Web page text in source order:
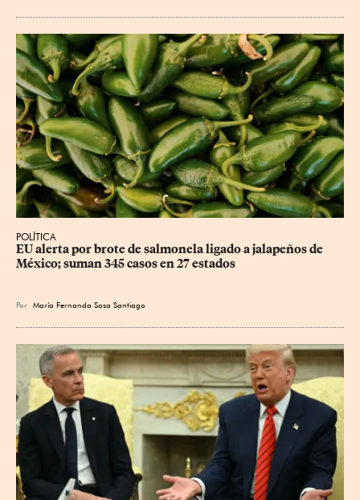
POLÍTICA
EU alerta por brote de salmonela ligado a jalapeños de
México; suman 345 casos en 27 estados
Por María Fernanda Sosa Santiago